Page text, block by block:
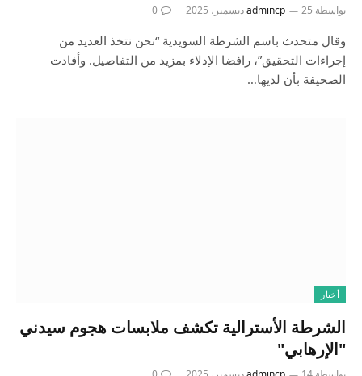
بواسطة admincp 25 ديسمبر، 2025 0
وقال متحدث باسم الشرطة السويدية “​نحن نتخذ العديد من
إجراءات التحقيق”، رافضا الإدلاء بمزيد من التفاصيل. وأفادت
الصحيفة بأن لديها…
أخبار
الشرطة الأسترالية تكشف ملابسات هجوم سيدني
"الإرهابي"